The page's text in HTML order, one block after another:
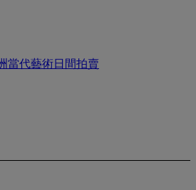
當代藝術日間拍賣